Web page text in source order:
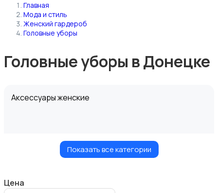
Главная
Мода и стиль
Женский гардероб
Головные уборы
Головные уборы в Донецке
Аксессуары женские
Показать все категории
Цена